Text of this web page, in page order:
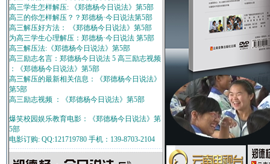
高三学生怎样解压: 《郑德杨今日说法》第5部
高三的你怎样解压？？郑德杨·今日说法第5部
高三解压好方法： 《郑德杨今日说法》第5部
为高三学生心理解压：郑德杨·今日说法 第5部
高三解压法:《郑德杨今日说法》第5部
高三励志名言：郑德杨今日说法 5 高三励志视频
：《郑德杨今日说法》第5部
高三解压的最新相关信息：《郑德杨今日说法》
第5部
高三励志视频 ：《郑德杨今日说法》第5部
爆笑校园娱乐教育电影：《郑德杨今日说法》第
5部
电影订购: QQ:121719780 手机：139-8703-2104